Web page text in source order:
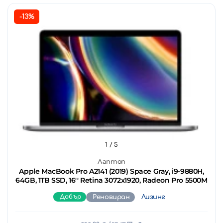
-13%
Лаптоп
Apple MacBook Pro A2141 (2019) Space Gray, i9-9880H,
64GB, 1TB SSD, 16'' Retina 3072x1920, Radeon Pro 5500M
1 / 5
Добър Реновиран Лизинг